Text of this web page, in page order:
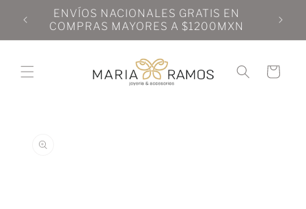
directamente
al contenido
ENVÍOS NACIONALES GRATIS EN
COMPRAS MAYORES A $1200MXN
Carrito
información